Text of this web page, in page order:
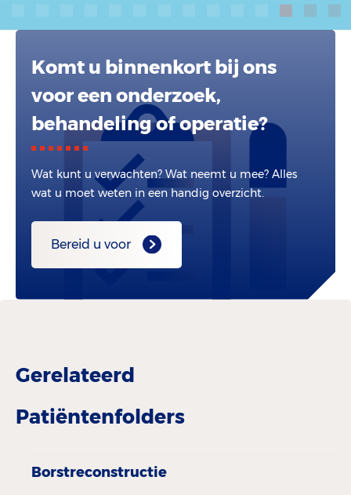
Komt u binnenkort bij ons
voor een onderzoek,
behandeling of operatie?
Wat kunt u verwachten? Wat neemt u mee? Alles
wat u moet weten in een handig overzicht.
Bereid u voor
Gerelateerd
Patiëntenfolders
Borstreconstructie